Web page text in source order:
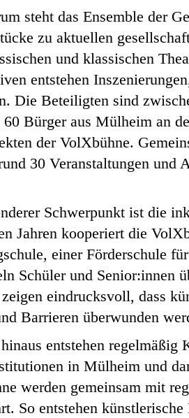
steht das Ensemble der
zu aktuellen
und klassischen
entstehen
Die Beteiligten sind
60 Bürger aus Mülheim an
der VolXbühne.
30 Veranstaltungen und
Schwerpunkt ist die
Jahren kooperiert die
einer Förderschule
Schüler und Senior:innen
eindrucksvoll, dass
Barrieren überwunden
entstehen
in Mülheim und
werden gemeinsam mit
So entstehen